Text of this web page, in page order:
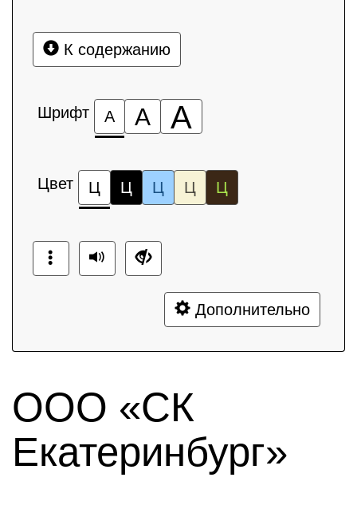
К содержанию
Шрифт А А А
Цвет Ц Ц Ц Ц Ц
Дополнительно
ООО «СК
Екатеринбург»